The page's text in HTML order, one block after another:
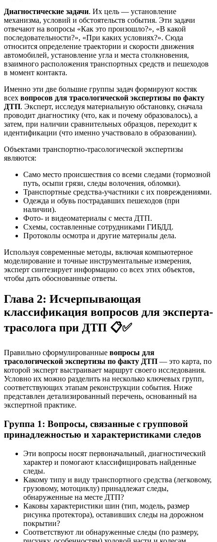
Диагностические задачи. Их цель — установление
механизма, условий и обстоятельств события. Эти задачи
отвечают на вопросы «Как это произошло?», «В какой
последовательности?», «При каких условиях?». Сюда
относится определение траектории и скорости движения
автомобилей, установление угла и места столкновения,
взаимного расположения транспортных средств и пешеходов
в момент контакта.
Именно эти две большие группы задач формируют костяк
всех вопросов для трасологической экспертизы по факту
ДТП. Эксперт, исследуя материальную обстановку, сначала
проводит диагностику (что, как и почему образовалось), а
затем, при наличии сравнительных образцов, переходит к
идентификации (что именно участвовало в образовании).
Объектами транспортно-трасологической экспертизы
являются:
Само место происшествия со всеми следами (тормозной
путь, осыпи грязи, следы волочения, обломки).
Транспортные средства-участники с их повреждениями.
Одежда и обувь пострадавших пешеходов (при
наличии).
Фото- и видеоматериалы с места ДТП.
Схемы, составленные сотрудниками ГИБДД.
Протоколы осмотра и другие материалы дела.
Используя современные методы, включая компьютерное
моделирование и точные инструментальные измерения,
эксперт синтезирует информацию со всех этих объектов,
чтобы дать обоснованные ответы.
Глава 2: Исчерпывающая
классификация вопросов для эксперта-
трасолога при ДТП 📋✅
Правильно сформулированные вопросы для
трасологической экспертизы по факту ДТП — это карта, по
которой эксперт выстраивает маршрут своего исследования.
Условно их можно разделить на несколько ключевых групп,
соответствующих этапам реконструкции события. Ниже
представлен детализированный перечень, основанный на
экспертной практике.
Группа 1: Вопросы, связанные с групповой
принадлежностью и характеристиками следов
Эти вопросы носят первоначальный, диагностический
характер и помогают классифицировать найденные
следы.
Какому типу и виду транспортного средства (легковому,
грузовому, мотоциклу) принадлежат следы,
обнаруженные на месте ДТП?
Каковы характеристики шин (тип, модель, размер
рисунка протектора), оставивших следы на дорожном
покрытии?
Соответствуют ли обнаруженные следы (по размеру,